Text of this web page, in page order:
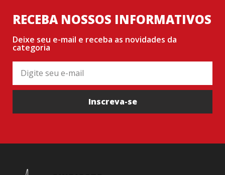
RECEBA NOSSOS INFORMATIVOS
Deixe seu e-mail e receba as novidades da
categoria
Inscreva-se